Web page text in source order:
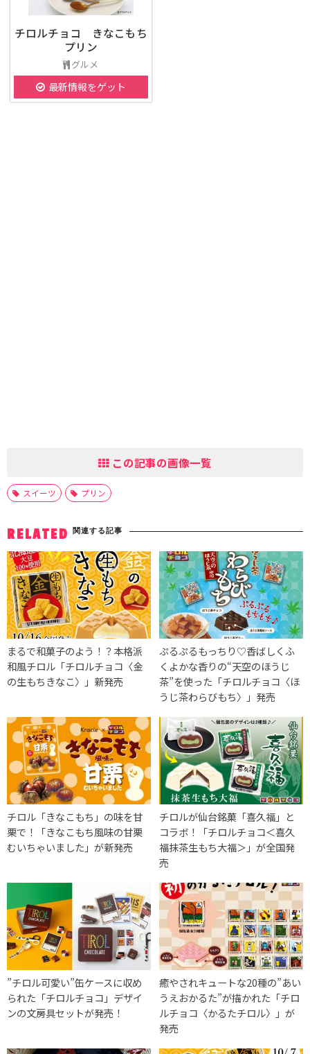
チロルチョコ きなこもち
プリン
グルメ
最新情報をゲット
この記事の画像一覧
スイーツ プリン
RELATED 関連する記事
まるで和菓子のよう！？本格派
和風チロル「チロルチョコ〈金
の生もちきなこ〉」新発売
ぷるぷるもっちり♡香ばしくふ
くよかな香りの“天空のほうじ
茶”を使った「チロルチョコ〈ほ
うじ茶わらびもち〉」発売
チロル「きなこもち」の味を甘
栗で！「きなこもち風味の甘栗
むいちゃいました」が新発売
チロルが仙台銘菓「喜久福」と
コラボ！「チロルチョコ＜喜久
福抹茶生もち大福＞」が全国発
売
”チロル可愛い”缶ケースに収め
られた「チロルチョコ」デザイ
ンの文房具セットが発売！
癒やされキュートな20種の”あい
うえおかるた”が描かれた「チロ
ルチョコ〈かるたチロル〉」が
発売